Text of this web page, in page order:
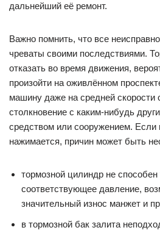
дальнейший её ремонт.
Важно помнить, что все
чреваты своими последствиями.
отказать во время движения,
произойти на оживлённом
машину даже на средней скорости
столкновение с каким-нибудь
средством или сооружением. Если
нажимается, причин может быть
тормозной цилиндр не
соответствующее давление,
значительный износ манжет и
в тормозной бак залита